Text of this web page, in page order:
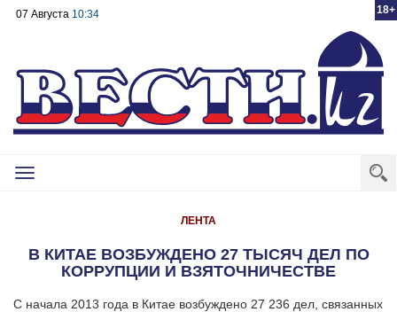
18+
07 Августа 10:34
Toggle
ЛЕНТА
В КИТАЕ ВОЗБУЖДЕНО 27 ТЫСЯЧ ДЕЛ ПО
КОРРУПЦИИ И ВЗЯТОЧНИЧЕСТВЕ
С начала 2013 года в Китае возбуждено 27 236 дел, связанных